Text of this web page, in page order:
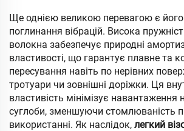
Ще однією великою перевагою є
поглинання вібрацій. Висока
волокна забезпечує природні
властивості, що гарантує плавне та
пересування навіть по нерівних
тротуари чи зовнішні доріжки. Ця
властивість мінімізує навантаження
суглоби, зменшуючи стомлюваність
використанні. Як наслідок, легкий